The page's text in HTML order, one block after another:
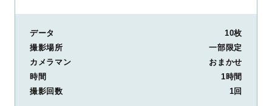
データ
10枚
撮影場所
一部限定
カメラマン
おまかせ
時間
1時間
撮影回数
1回